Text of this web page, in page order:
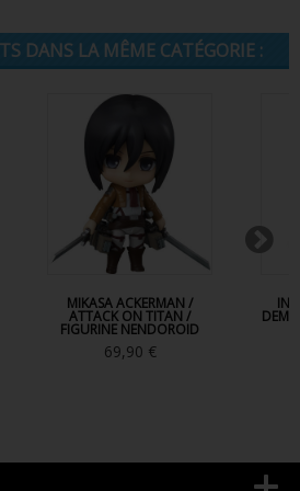
DANS LA MÊME CATÉGORIE :
MIKASA ACKERMAN /
ATTACK ON TITAN /
FIGURINE NENDOROID
69,90 €